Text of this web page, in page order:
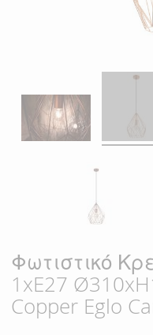
Φωτιστικό
1xE27
Copper Eglo